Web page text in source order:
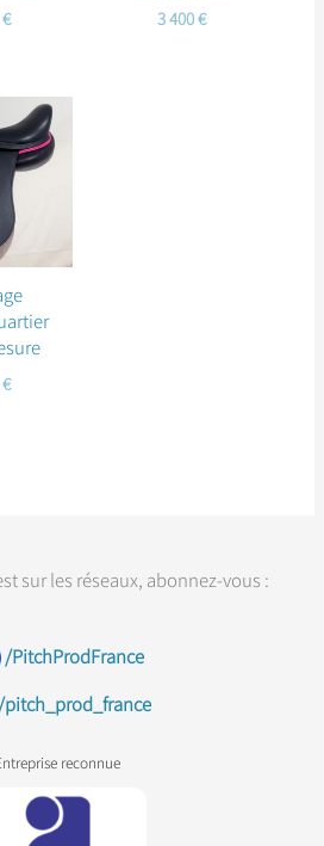
€ 3 400€
€
sur les réseaux, abonnez-vous :
/PitchProdFrance
/pitch_prod_france
reconnue